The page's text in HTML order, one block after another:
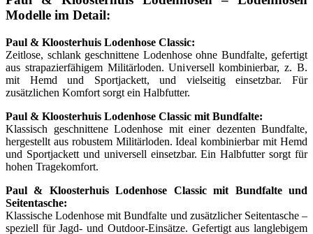
Modelle im Detail:
Paul & Kloosterhuis Lodenhose Classic:
Zeitlose, schlank geschnittene Lodenhose ohne Bundfalte, gefertigt
aus strapazierfähigem Militärloden. Universell kombinierbar, z. B.
mit Hemd und Sportjackett, und vielseitig einsetzbar. Für
zusätzlichen Komfort sorgt ein Halbfutter.
Paul & Kloosterhuis Lodenhose Classic mit Bundfalte:
Klassisch geschnittene Lodenhose mit einer dezenten Bundfalte,
hergestellt aus robustem Militärloden. Ideal kombinierbar mit Hemd
und Sportjackett und universell einsetzbar. Ein Halbfutter sorgt für
hohen Tragekomfort.
Paul & Kloosterhuis Lodenhose Classic mit Bundfalte und
Seitentasche:
Klassische Lodenhose mit Bundfalte und zusätzlicher Seitentasche –
speziell für Jagd- und Outdoor-Einsätze. Gefertigt aus langlebigem